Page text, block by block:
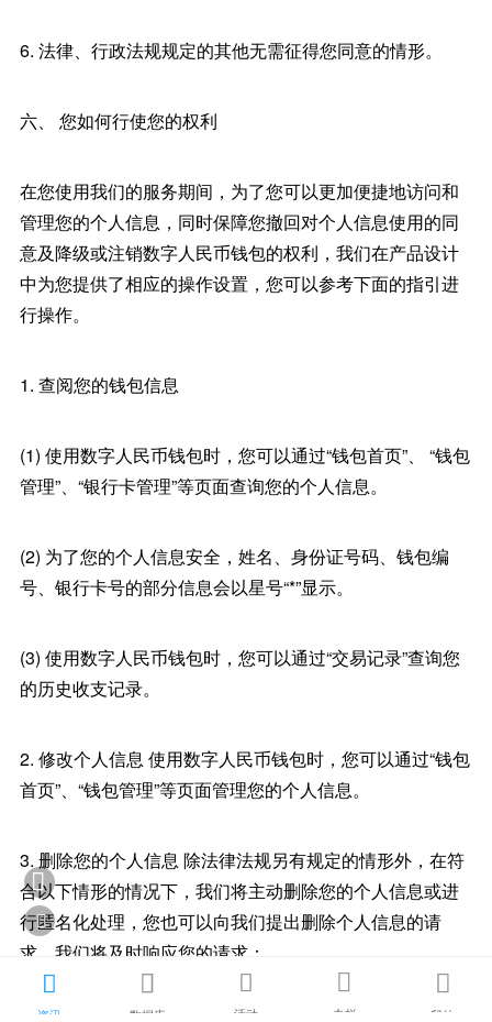
6. 法律、行政法规规定的其他无需征得您同意的情形。
六、 您如何行使您的权利
在您使用我们的服务期间，为了您可以更加便捷地访问和
管理您的个人信息，同时保障您撤回对个人信息使用的同
意及降级或注销数字人民币钱包的权利，我们在产品设计
中为您提供了相应的操作设置，您可以参考下面的指引进
行操作。
1. 查阅您的钱包信息
(1) 使用数字人民币钱包时，您可以通过“钱包首页”、 “钱包
管理”、“银行卡管理”等页面查询您的个人信息。
(2) 为了您的个人信息安全，姓名、身份证号码、钱包编
号、银行卡号的部分信息会以星号“*”显示。
(3) 使用数字人民币钱包时，您可以通过“交易记录”查询您
的历史收支记录。
2. 修改个人信息 使用数字人民币钱包时，您可以通过“钱包
首页”、“钱包管理”等页面管理您的个人信息。
3. 删除您的个人信息 除法律法规另有规定的情形外，在符
合以下情形的情况下，我们将主动删除您的个人信息或进
行匿名化处理，您也可以向我们提出删除个人信息的请
求，我们将及时响应您的请求：

资讯

数据库

活动

专栏

我的

